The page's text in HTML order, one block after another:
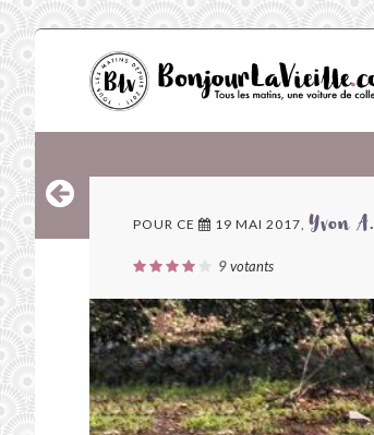
POUR CE 19 MAI 2017, Yvon A.
9votants